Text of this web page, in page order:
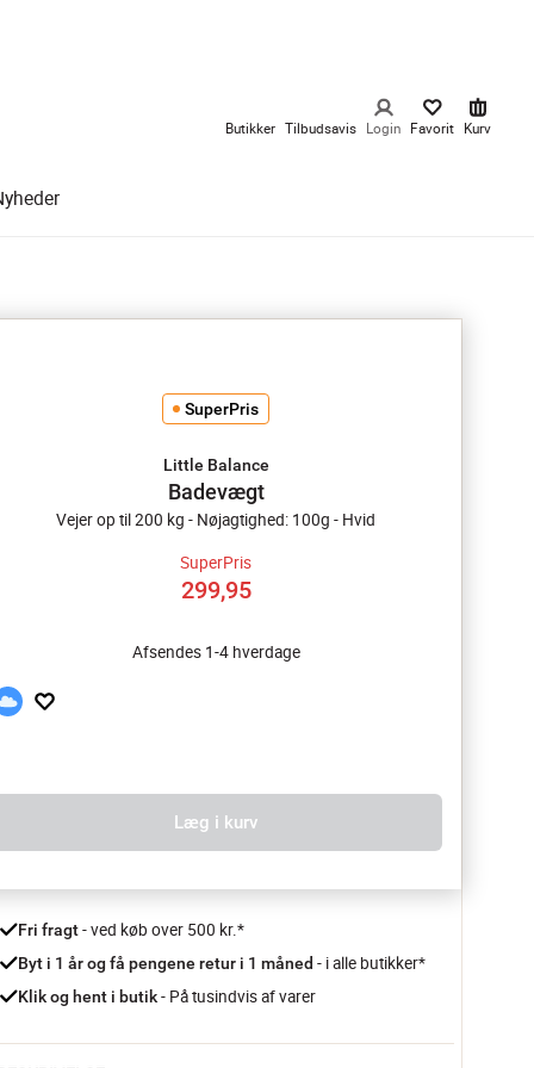
Butikker Tilbudsavis Login Favorit Kurv
SuperPris
Little Balance
Badevægt
Vejer op til 200 kg - Nøjagtighed: 100g - Hvid
SuperPris
299,95
Afsendes 1-4 hverdage
Læg i kurv
Fri fragt - ved køb over 500 kr.*
Byt i 1 år og få pengene retur i 1 måned - i alle butikker*
Klik og hent i butik - På tusindvis af varer